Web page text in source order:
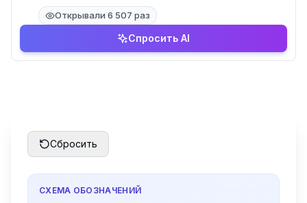
Открывали 6 507 раз
Спросить AI
Сбросить
СХЕМА ОБОЗНАЧЕНИЙ